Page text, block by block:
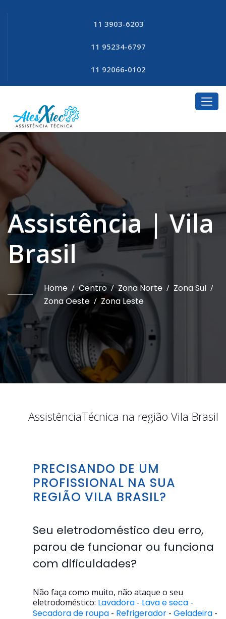
11 3903-6203
11 95234-6797
11 92066-0102
Assistência | Vila
Brasil
Home / Centro / Zona Norte / Zona Sul /
Zona Oeste / Zona Leste
AssistênciaTécnica na região Vila Brasil
PRECISANDO DE UM
PROFISSIONAL NA SUA
REGIÃO VILA BRASIL?
Seu eletrodoméstico deu erro,
parou de funcionar ou funciona
com dificuldades?
Não faça como muito, não ataque o seu
eletrodoméstico: Lavadora - Lava e seca -
Secadora de roupa - Refrigerador - Geladeira -